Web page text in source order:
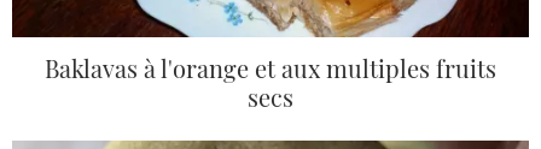
Baklavas à l'orange et aux multiples fruits
secs